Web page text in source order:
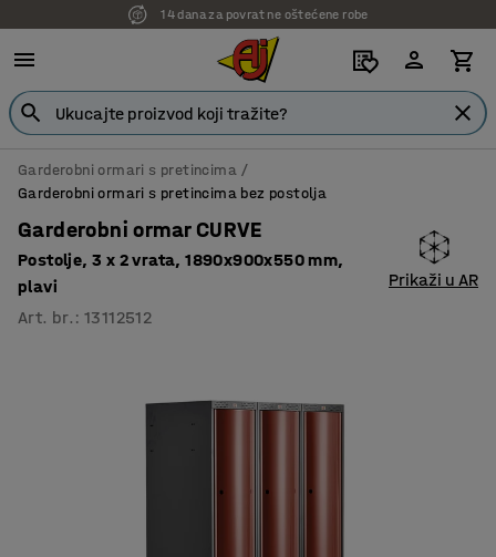
14 dana za povrat ne oštećene robe
Garderobni ormari s pretincima
Garderobni ormari s pretincima bez postolja
Garderobni ormar CURVE
Postolje, 3 x 2 vrata, 1890x900x550 mm,
plavi
Art. br. :13112512
Prikaži u AR